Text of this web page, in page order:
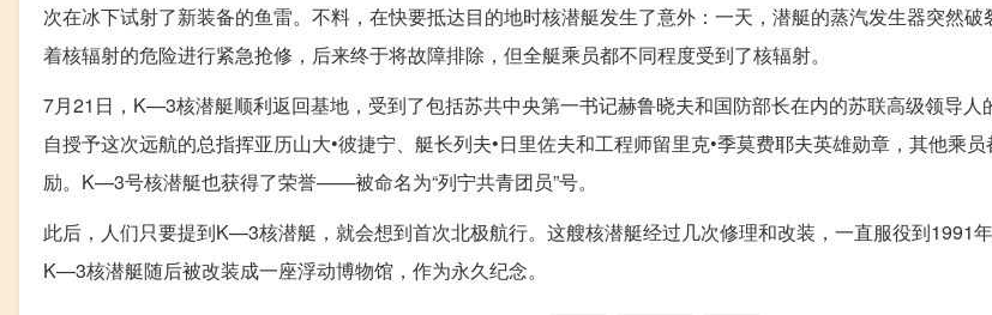
次在冰下试射了新装备的鱼雷。不料，在快要抵达目的地时核潜艇发生了意外：一天，潜艇的蒸汽发生器突然破
着核辐射的危险进行紧急抢修，后来终于将故障排除，但全艇乘员都不同程度受到了核辐射。
7月21日，K—3核潜艇顺利返回基地，受到了包括苏共中央第一书记赫鲁晓夫和国防部长在内的苏联高级领导人
自授予这次远航的总指挥亚历山大•彼捷宁、艇长列夫•日里佐夫和工程师留里克•季莫费耶夫英雄勋章，其他乘
励。K—3号核潜艇也获得了荣誉——被命名为“列宁共青团员”号。
此后，人们只要提到K—3核潜艇，就会想到首次北极航行。这艘核潜艇经过几次修理和改装，一直服役到1991
K—3核潜艇随后被改装成一座浮动博物馆，作为永久纪念。